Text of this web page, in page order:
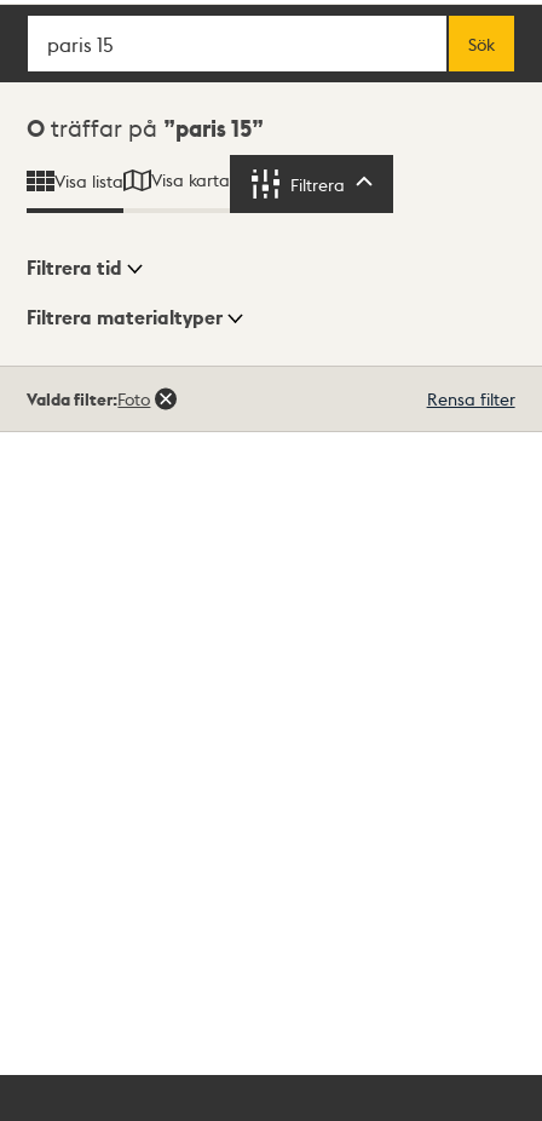
Sök
Sök
Sökresultat
0 träffar på paris 15
Visa lista Visa karta Filtrera
Visningsläge
Filtrera tid
Filtrera materialtyper
träffar
Valda filter:Foto Rensa filter